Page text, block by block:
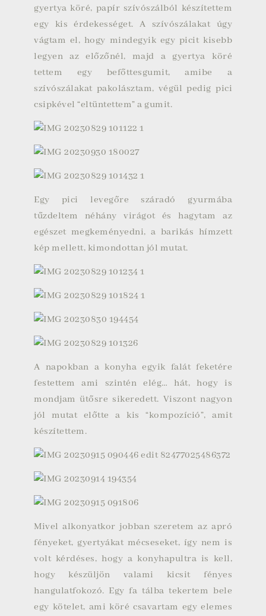
gyertya köré, papír szívószálból készítettem
egy kis érdekességet. A szívószálakat úgy
vágtam el, hogy mindegyik egy picit kisebb
legyen az előzőnél, majd a gyertya köré
tettem egy befőttesgumit, amibe a
szívószálakat pakolásztam, végül pedig pici
csipkével “eltüntettem” a gumit.
Egy pici levegőre száradó gyurmába
tűzdeltem néhány virágot és hagytam az
egészet megkeményedni, a barikás hímzett
kép mellett, kimondottan jól mutat.
A napokban a konyha egyik falát feketére
festettem ami szintén elég… hát, hogy is
mondjam ütősre sikeredett. Viszont nagyon
jól mutat előtte a kis “kompozíció”, amit
készítettem.
Mivel alkonyatkor jobban szeretem az apró
fényeket, gyertyákat mécseseket, így nem is
volt kérdéses, hogy a konyhapultra is kell,
hogy készüljön valami kicsit fényes
hangulatfokozó. Egy fa tálba tekertem bele
egy kötelet, ami köré csavartam egy elemes